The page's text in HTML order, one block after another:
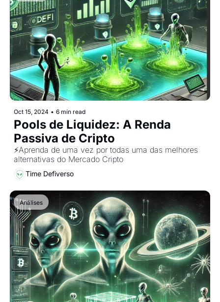
Oct 15, 2024 • 6 min read
Pools de Liquidez: A Renda
Passiva de Cripto
⚡️Aprenda de uma vez por todas uma das melhores
alternativas do Mercado Cripto
Time Defiverso
Análises